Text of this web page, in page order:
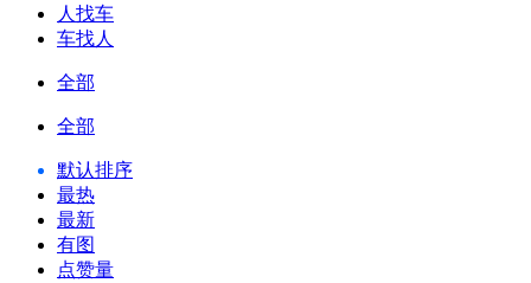
人找车
车找人
全部
全部
默认排序
最热
最新
有图
点赞量